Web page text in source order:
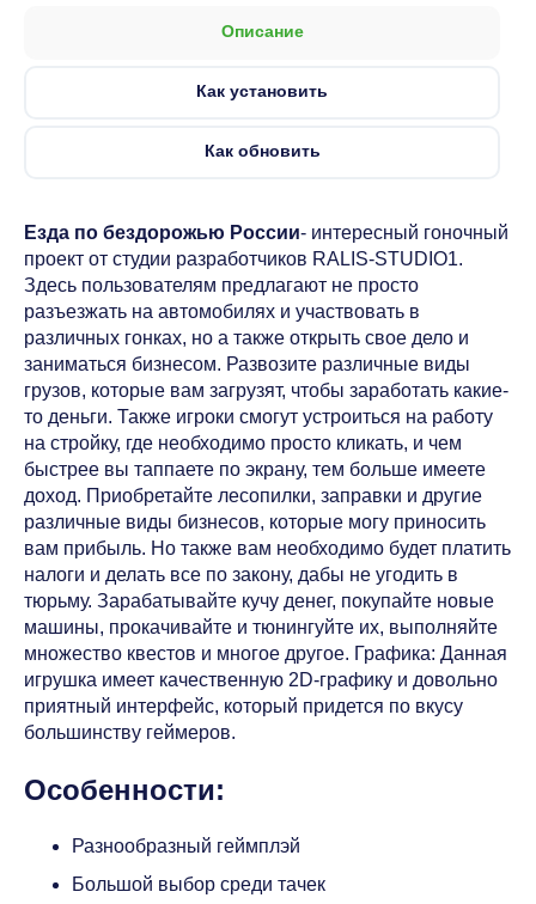
Описание
Как установить
Как обновить
Езда по бездорожью России- интересный гоночный
проект от студии разработчиков RALIS-STUDIO1.
Здесь пользователям предлагают не просто
разъезжать на автомобилях и участвовать в
различных гонках, но а также открыть свое дело и
заниматься бизнесом. Развозите различные виды
грузов, которые вам загрузят, чтобы заработать какие-
то деньги. Также игроки смогут устроиться на работу
на стройку, где необходимо просто кликать, и чем
быстрее вы таппаете по экрану, тем больше имеете
доход. Приобретайте лесопилки, заправки и другие
различные виды бизнесов, которые могу приносить
вам прибыль. Но также вам необходимо будет платить
налоги и делать все по закону, дабы не угодить в
тюрьму. Зарабатывайте кучу денег, покупайте новые
машины, прокачивайте и тюнингуйте их, выполняйте
множество квестов и многое другое. Графика: Данная
игрушка имеет качественную 2D-графику и довольно
приятный интерфейс, который придется по вкусу
большинству геймеров.
Особенности:
Разнообразный геймплэй
Большой выбор среди тачек